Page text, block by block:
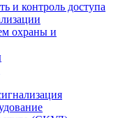
и контроль доступа
охраны и